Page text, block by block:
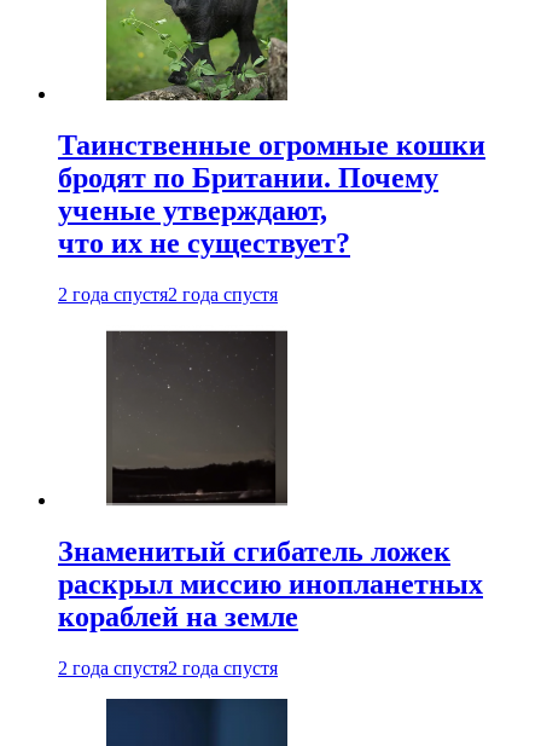
Таинственные огромные кошки
бродят по Британии. Почему
ученые утверждают,
что их не существует?
2 года спустя2 года спустя
Знаменитый сгибатель ложек
раскрыл миссию инопланетных
кораблей на земле
2 года спустя2 года спустя